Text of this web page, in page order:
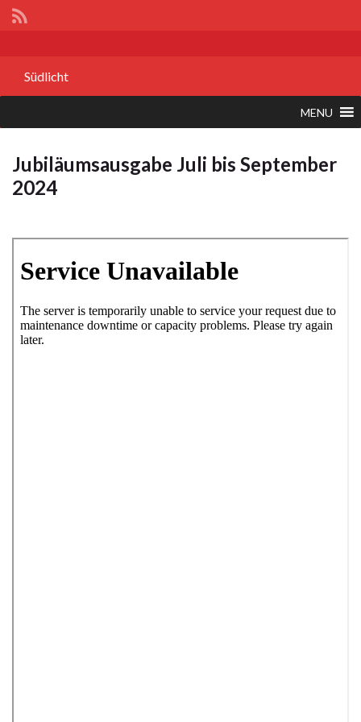
Südlicht
MENU
Jubiläumsausgabe Juli bis September
2024